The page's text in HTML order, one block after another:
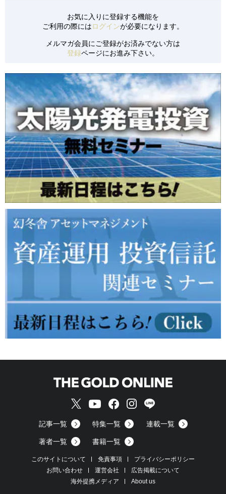
【S0165】 滋賀県東近江市/低圧/18円
【S0168】 栃木県佐野市/低圧/18円
【S0157】 茨城県かすみがうら市/低圧/36円
【S0161】 三重県松坂市/低圧/27円
【S0155】 群馬県安中市/低圧/21円
【S0158】 北海道白糠町/低圧/24円
【S0163】 岡山県真庭市/低圧/21円
【S0152】 千葉県旭市/低圧/24円
お気に入りに登録する機能を
ご利用の際にはログインが必要になります。
メルマガ会員にご登録がお済みでない方は
登録ページにお進み下さい。
記事一覧 特集一覧 連載一覧
著者一覧 書籍一覧
このサイトについて 免責事項
プライバシーポリシー
お問い合わせ
運営会社
広告掲載について
海外提携メディア
About us